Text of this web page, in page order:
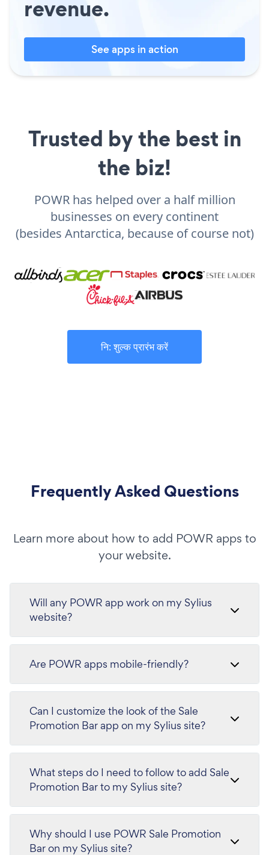
revenue.
See apps in action
Trusted by the best in
the biz!
POWR has helped over a half million
businesses on every continent
(besides Antarctica, because of course not)
नि: शुल्क प्रारंभ करें
Frequently Asked Questions
Learn more about how to add POWR apps to
your website.
Will any POWR app work on my Sylius
website?
Are POWR apps mobile-friendly?
Can I customize the look of the Sale
Promotion Bar app on my Sylius site?
What steps do I need to follow to add Sale
Promotion Bar to my Sylius site?
Why should I use POWR Sale Promotion
Bar on my Sylius site?